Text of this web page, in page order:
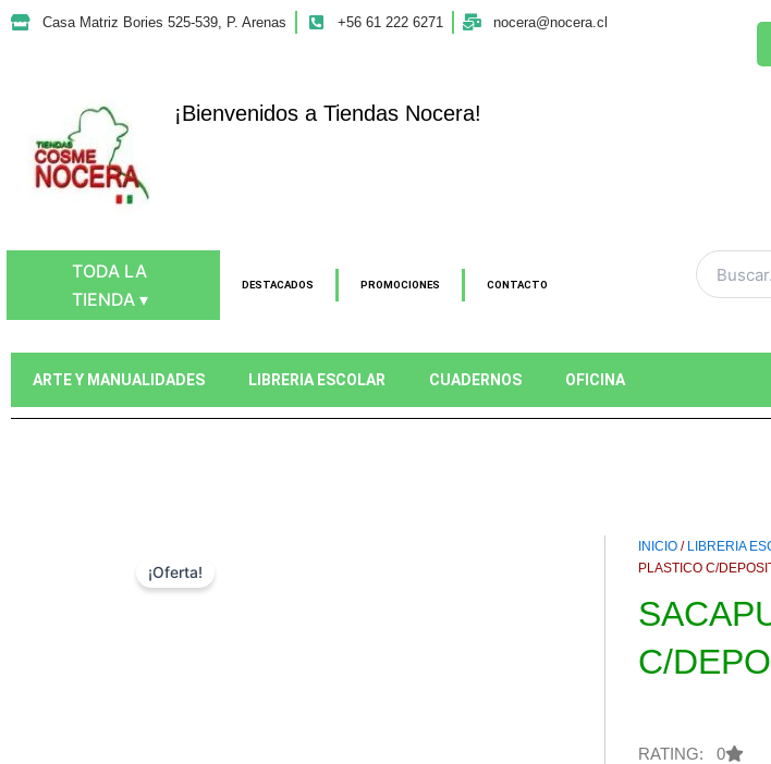
Casa Matriz Bories 525-539, P. Arenas +56 61 222 6271 nocera@nocera.cl
¡Bienvenidos a Tiendas Nocera!
TODA LA
TIENDA ▾
DESTACADOS PROMOCIONES CONTACTO
ARTE Y MANUALIDADES LIBRERIA ESCOLAR CUADERNOS OFICINA
¡Oferta!
INICIO / LIBRERIA
PLASTICO C/
C/
RATING: 0